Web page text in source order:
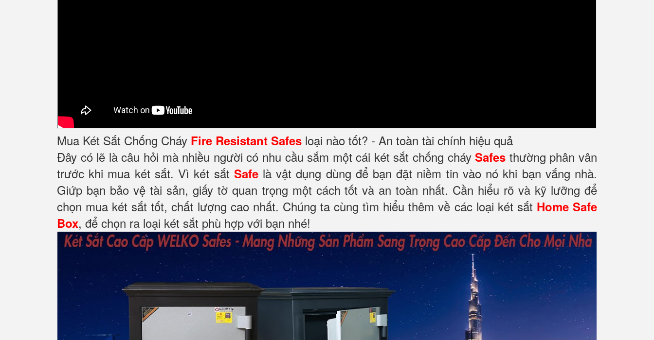
Mua Két Sắt Chống Cháy Fire Resistant Safes loại nào tốt? - An toàn tài chính hiệu quả
Đây có lẽ là câu hỏi mà nhiều người có nhu cầu sắm một cái két sắt chống cháySafes thường phân vân
trước khi mua két sắt. Vì két sắt Safelà vật dụng dùng để bạn đặt niềm tin vào nó khi bạn vắng nhà.
Giứp bạn bảo vệ tài sản, giấy tờ quan trọng một cách tốt và an toàn nhất. Cần hiểu rõ và kỹ lưỡng để
chọn mua két sắt tốt, chất lượng cao nhất. Chúng ta cùng tìm hiểu thêm về các loại két sắt Home Safe
Box, để chọn ra loại két sắt phù hợp với bạn nhé!